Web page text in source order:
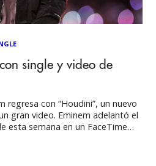
single y video de
regresa con “Houdini”, un nuevo
gran video. Eminem adelantó el
esta semana en un FaceTime